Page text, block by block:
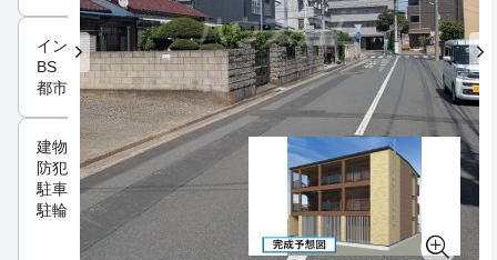
インフラ
BS
都市ガス
建物設備
防犯カメラ
駐車2台以上可
駐輪場